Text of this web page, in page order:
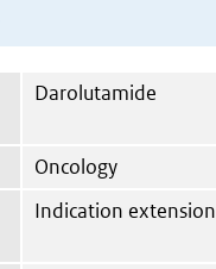
Darolutamide
Oncology
Indication extension